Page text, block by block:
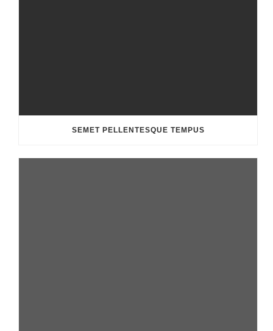
SEMET PELLENTESQUE TEMPUS